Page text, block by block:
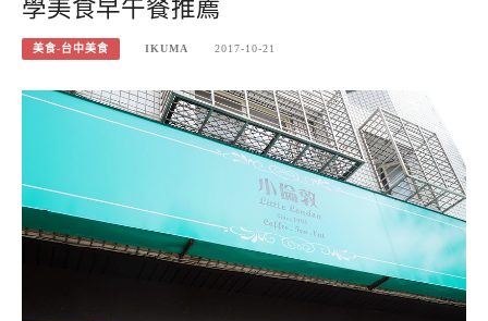
學美食早午餐推薦
美食-台中美食 IKUMA 2017-10-21